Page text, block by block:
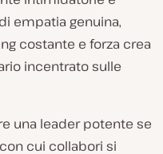
empatia genuina,
costante e forza crea
incentrato sulle
una leader potente se
cui collabori si